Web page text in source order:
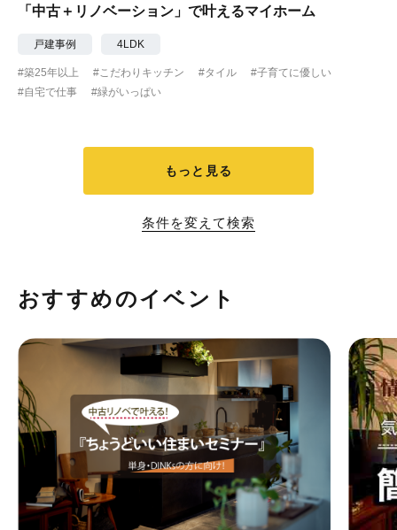
「中古＋リノベーション」で叶えるマイホーム
戸建事例 4LDK
#築25年以上 #こだわりキッチン #タイル
#子育てに優しい
#自宅で仕事
#緑がいっぱい
もっと見る
条件を変えて検索
おすすめのイベント